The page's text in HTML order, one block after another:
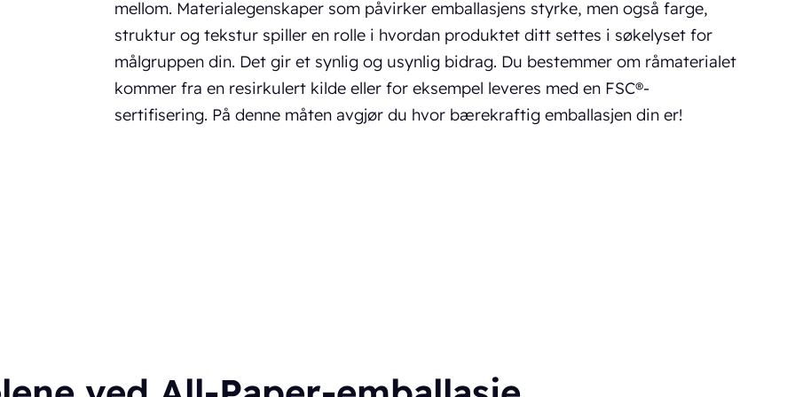
mellom. Materialegenskaper som påvirker emballasjens styrke, men også farge,
struktur og tekstur spiller en rolle i hvordan produktet ditt settes i søkelyset for
målgruppen din. Det gir et synlig og usynlig bidrag. Du bestemmer om råmaterialet
kommer fra en resirkulert kilde eller for eksempel leveres med en FSC®-
sertifisering. På denne måten avgjør du hvor bærekraftig emballasjen din er!